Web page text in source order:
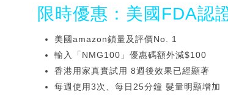
限時優惠：美國FDA認
美國amazon鎖量及評價No. 1
輸入「NMG100」優惠碼額外減$100
香港用家真實試用 8週後效果已經顯著
每週使用3次、每日25分鐘 髮量明顯增加